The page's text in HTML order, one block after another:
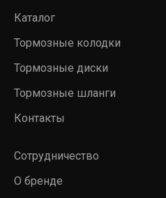
Каталог
Тормозные колодки
Тормозные диски
Тормозные шланги
Контакты
Сотрудничество
О бренде